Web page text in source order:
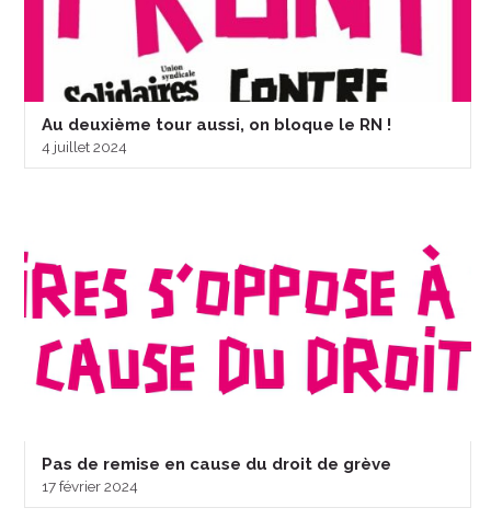
Au deuxième tour aussi, on bloque le RN !
4 juillet 2024
Pas de remise en cause du droit de grève
17 février 2024